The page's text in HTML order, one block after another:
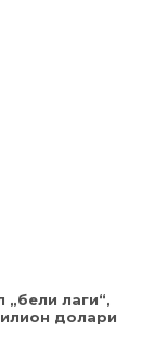
лаги“,
долари